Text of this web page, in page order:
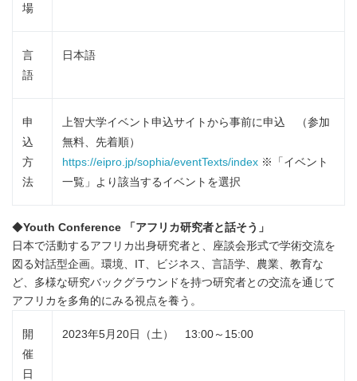
場
言
語
日本語
申
込
方
法
上智大学イベント申込サイトから事前に申込 （参加
無料、先着順）
https://eipro.jp/sophia/eventTexts/index ※「イベント
一覧」より該当するイベントを選択
◆Youth Conference
「アフリカ研究者と話そう」
日本で活動するアフリカ出身研究者と、座談会形式で学術交流を
図る対話型企画。環境、IT、ビジネス、言語学、農業、教育な
ど、多様な研究バックグラウンドを持つ研究者との交流を通じて
アフリカを多角的にみる視点を養う。
開
催
日
2023年5月20日（土） 13:00～15:00